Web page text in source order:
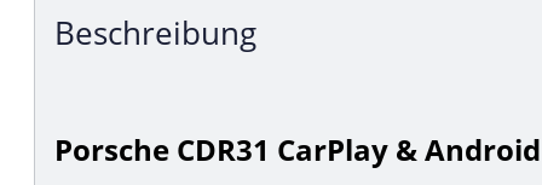
Beschreibung
Porsche CDR31 CarPlay &